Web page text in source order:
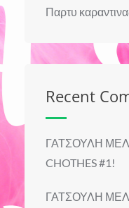
Παρτυ
Recent
ΓΑΤΣΟΥΛΗ
CHOTHES #1!
ΓΑΤΣΟΥΛΗ